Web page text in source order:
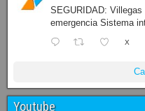
SEGURIDAD:
emergencia Sistema
X
Youtube